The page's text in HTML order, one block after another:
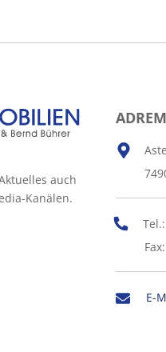
auch
Kanälen.
E-